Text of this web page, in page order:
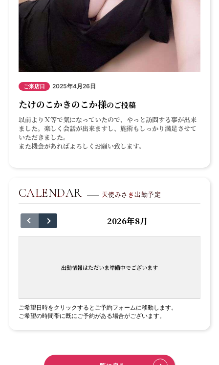
ご来店日 2025年4月26日
たけのこかきのこか様のご投稿
以前よりＸ等で気になっていたので、やっと訪問する事が出来
ました。楽しく会話が出来ますし、施術もしっかり満足させて
いただきました。
また機会があればよろしくお願い致します。
CALENDAR 天使みさき出勤予定
2026年8月
出勤情報はただいま準備中でございます
ご希望日時をクリックするとご予約フォームに移動します。
ご希望の時間帯に既にご予約がある場合がございます。